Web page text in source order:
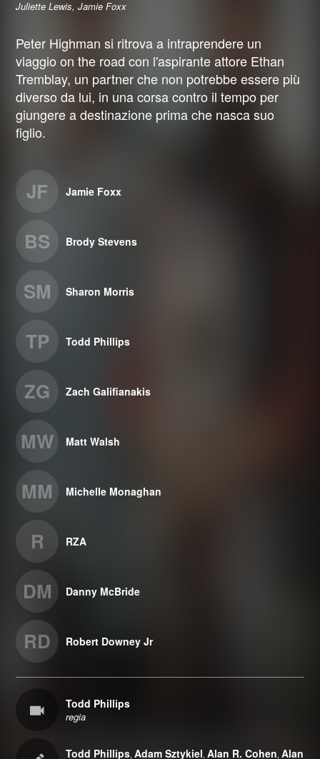
Juliette Lewis, Jamie Foxx
Peter Highman si ritrova a intraprendere un
viaggio on the road con l'aspirante attore Ethan
Tremblay, un partner che non potrebbe essere più
diverso da lui, in una corsa contro il tempo per
giungere a destinazione prima che nasca suo
figlio.
JF Jamie Foxx
BS Brody Stevens
SM Sharon Morris
TP Todd Phillips
ZG Zach Galifianakis
MW Matt Walsh
MM Michelle Monaghan
R RZA
DM Danny McBride
RD Robert Downey Jr
Todd Phillips
regia
Todd Phillips,Adam Sztykiel,Alan R. Cohen,Alan